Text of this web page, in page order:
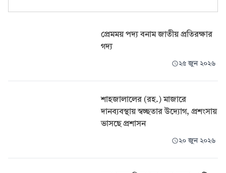
প্রেমময় পদ্য বনাম জাতীয় প্রতিরক্ষার
গদ্য
২৫ জুন ২০২৬
শাহজালালের (রহ.) মাজারে
দানব্যবস্থায় স্বচ্ছতার উদ্যোগ, প্রশংসায়
ভাসছে প্রশাসন
২০ জুন ২০২৬